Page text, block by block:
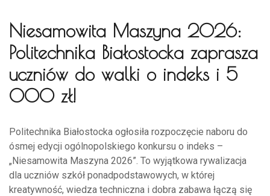
Niesamowita Maszyna 2026:
Politechnika Białostocka zaprasza
uczniów do walki o indeks i 5
000 zł!
Politechnika Białostocka ogłosiła rozpoczęcie naboru do
ósmej edycji ogólnopolskiego konkursu o indeks –
„Niesamowita Maszyna 2026”. To wyjątkowa rywalizacja
dla uczniów szkół ponadpodstawowych, w której
kreatywność, wiedza techniczna i dobra zabawa łączą się